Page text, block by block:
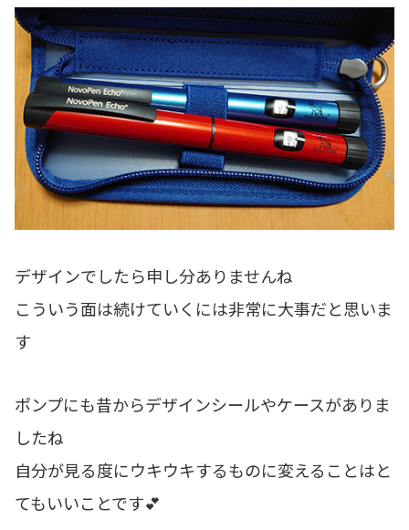
デザインでしたら申し分ありませんね
こういう面は続けていくには非常に大事だと思いま
す
ポンプにも昔からデザインシールやケースがありま
したね
自分が見る度にウキウキするものに変えることはと
てもいいことです💕